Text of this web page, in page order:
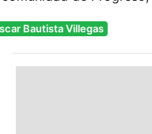
Bautista Villegas